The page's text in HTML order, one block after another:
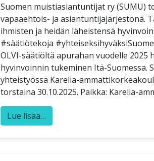
Suomen muistiasiantuntijat ry (SUMU)
vapaaehtois- ja asiantuntijajärjestönä.
ihmisten ja heidän läheistensä
#säätiötekoja
OLVI-säätiöltä apurahan vuodelle
hyvinvoinnin tukeminen Itä-Suomessa.
yhteistyössä Karelia-
torstaina 30.10.2025. Paikka: Karelia-
Lue lisää…